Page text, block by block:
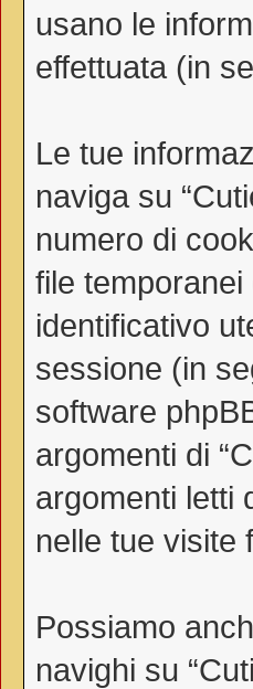
usano le
effettuata (in
Le tue
naviga su
numero di
file
identificativo
sessione (in
software
argomenti di
argomenti letti
nelle tue visite
Possiamo
navighi su